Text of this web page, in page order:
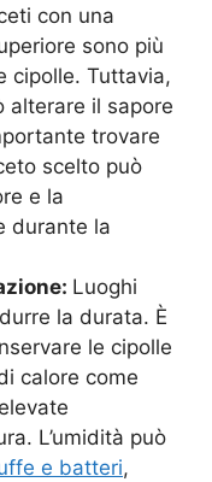
con una
sono più
cipolle. Tuttavia,
alterare il sapore
trovare
scelto può
e la
durante la
Luoghi
la durata. È
le cipolle
calore come
L’umidità può
e batteri,